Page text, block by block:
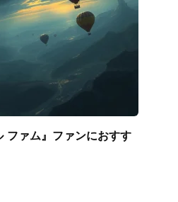
ファム』ファンにおすす